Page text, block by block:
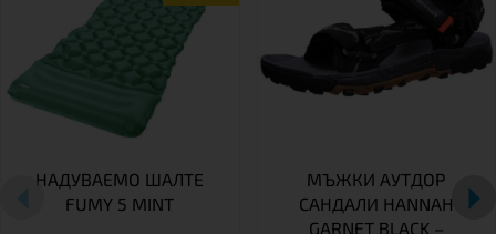
НАДУВАЕМО ШАЛТЕ
FUMY 5 MINT
МЪЖКИ АУТДОР
САНДАЛИ HANNAH
GARNET BLACK –